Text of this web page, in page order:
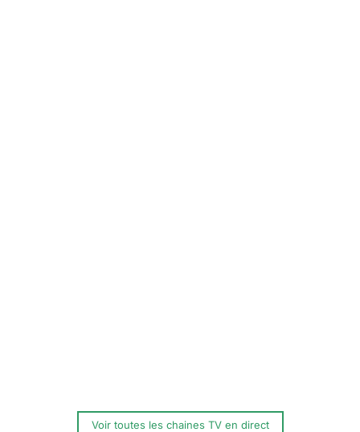
Voir toutes les chaines TV en direct